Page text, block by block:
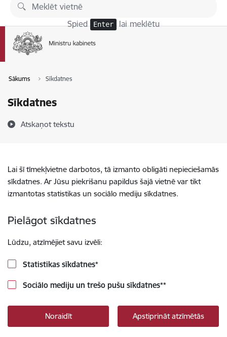
Pāriet uz lapas saturu
Spied Enter lai meklētu
Sākums Sīkdatnes
Sīkdatnes
Atskaņot tekstu
Lai šī tīmekļvietne darbotos, tā izmanto obligāti nepieciešamās
sīkdatnes. Ar Jūsu piekrišanu papildus šajā vietnē var tikt
izmantotas statistikas un sociālo mediju sīkdatnes.
Pielāgot sīkdatnes
Lūdzu, atzīmējiet savu izvēli:
Statistikas sīkdatnes*
Sociālo mediju un trešo pušu sīkdatnes**
Noraidīt Apstiprināt atzīmētās